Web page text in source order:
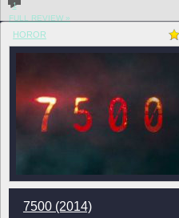
1
FULL REVIEW »
HOROR
7500 (2014)